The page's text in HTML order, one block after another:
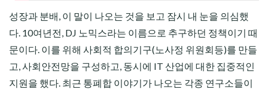
성장과 분배, 이 말이 나오는 것을 보고 잠시 내 눈을 의심했
다. 10여년전, DJ 노믹스라는 이름으로 추구하던 정책이기 때
문이다. 이를 위해 사회적 합의기구(노사정 위원회등)를 만들
고, 사회안전망을 구성하고, 동시에 IT 산업에 대한 집중적인
지원을 했다. 최근 통폐합 이야기가 나오는 각종 연구소들이